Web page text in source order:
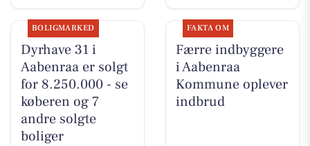
BOLIGMARKED
Dyrhave 31 i
Aabenraa er solgt
for 8.250.000 - se
køberen og 7
andre solgte
boliger
FAKTA OM
Færre indbyggere
i Aabenraa
Kommune oplever
indbrud